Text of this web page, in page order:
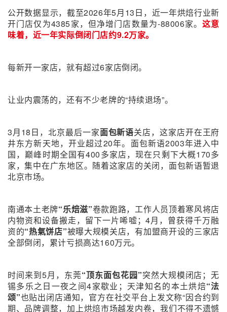
公开数据显示，截至2026年5月13日，近一年烘焙行业新
开门店仅为4385家，但净增门店数量为-88006家。这意
味着，近一年实际倒闭门店约9.2万家。
每新开一家店，就有超过6家店倒闭。
让业内震荡的，还有不少老牌的“持续退场”。
3月18日，北京最后一家面包新语关店，这家店开在王府
井东方新天地，开业超过20年。面包新语2003年进入中
国，巅峰时期全国有400多家店，现在只剩下大概170多
家，集中在广东地区。随着这家店的关闭，面包新语暂退
北京市场。
南通本土老牌“乐焙滋”卷款跑路，工作人员顶着寒风将店
内物资和设备搬走，留下一片唏嘘；4月，曾获得千万融
资的“热氣饼店”被曝大规模关店，有加盟商开设的三家店
全部倒闭，累计亏损高达160万元。
时间来到5月，东莞“顶东面包花园”突然大规模闭店；无
锡多乐之日一夜之间4家歇业；天津知名的本土烘焙“法
颂”也贴出闭店通知，官方在社交平台上发文称“因合约到
期、品牌调整，加上烘焙市场越发内卷，我们不得不遗憾